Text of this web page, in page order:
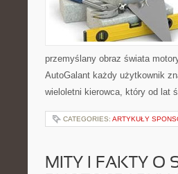
przemyślany obraz świata
AutoGalant każdy użytkownik
wieloletni kierowca, który od lat
CATEGORIES: ARTYKUŁY
MITY I FAKTY O